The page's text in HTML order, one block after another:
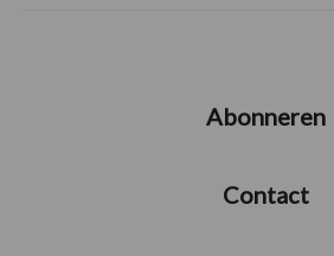
Abonneren
Contact